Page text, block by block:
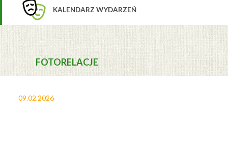
KALENDARZ WYDARZEŃ
FOTORELACJE
09.02.2026